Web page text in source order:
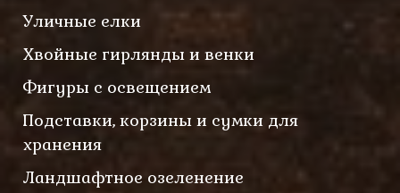
Уличные елки
Хвойные гирлянды и венки
Фигуры с освещением
Подставки, корзины и сумки для
хранения
Ландшафтное озеленение